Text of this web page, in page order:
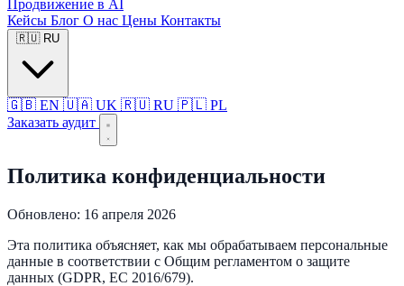
Продвижение в AI
Кейсы Блог О нас Цены Контакты
🇷🇺 RU
🇬🇧 EN 🇺🇦 UK 🇷🇺 RU 🇵🇱 PL
Заказать аудит
Политика конфиденциальности
Обновлено: 16 апреля 2026
Эта политика объясняет, как мы обрабатываем персональные
данные в соответствии с Общим регламентом о защите
данных (GDPR, ЕС 2016/679).